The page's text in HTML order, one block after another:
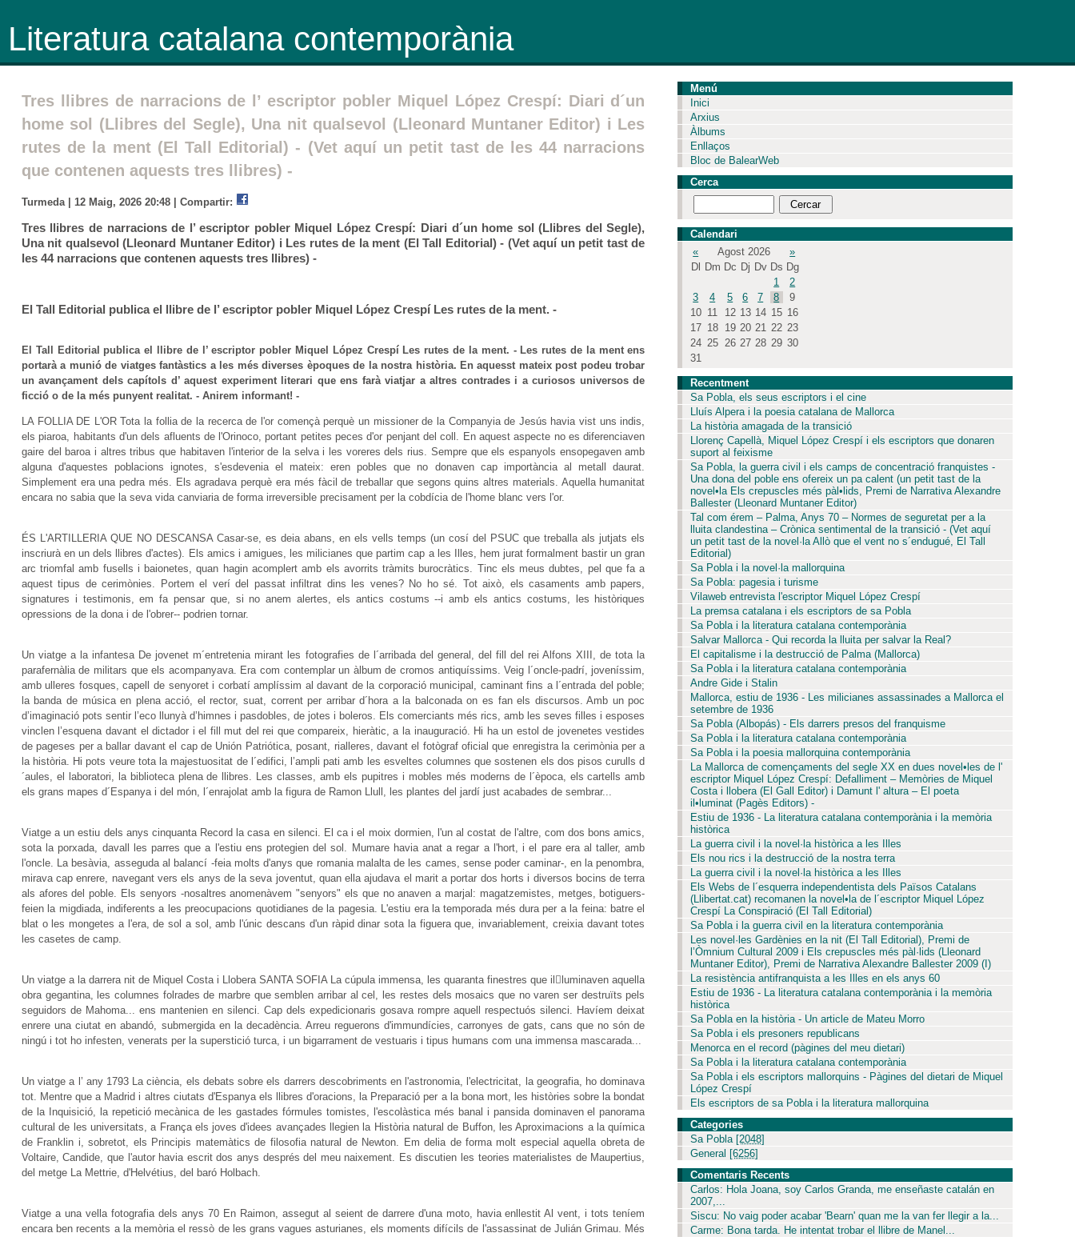
Literatura catalana contemporània
Tres llibres de narracions de l’ escriptor pobler Miquel López Crespí: Diari d´un
home sol (Llibres del Segle), Una nit qualsevol (Lleonard Muntaner Editor) i Les
rutes de la ment (El Tall Editorial) - (Vet aquí un petit tast de les 44 narracions
que contenen aquests tres llibres) -
Turmeda | 12 Maig, 2026 20:48 | Compartir:
Tres llibres de narracions de l’ escriptor pobler Miquel López Crespí: Diari d´un home sol (Llibres del Segle),
Una nit qualsevol (Lleonard Muntaner Editor) i Les rutes de la ment (El Tall Editorial) - (Vet aquí un petit tast de
les 44 narracions que contenen aquests tres llibres) -
El Tall Editorial publica el llibre de l’ escriptor pobler Miquel López Crespí Les rutes de la ment. -
El Tall Editorial publica el llibre de l’ escriptor pobler Miquel López Crespí Les rutes de la ment. - Les rutes de la ment ens
portarà a munió de viatges fantàstics a les més diverses èpoques de la nostra història. En aquesst mateix post podeu trobar
un avançament dels capítols d’ aquest experiment literari que ens farà viatjar a altres contrades i a curiosos universos de
ficció o de la més punyent realitat. - Anirem informant! -
LA FOLLIA DE L'OR Tota la follia de la recerca de l'or començà perquè un missioner de la Companyia de Jesús havia vist uns indis,
els piaroa, habitants d'un dels afluents de l'Orinoco, portant petites peces d'or penjant del coll. En aquest aspecte no es diferenciaven
gaire del baroa i altres tribus que habitaven l'interior de la selva i les voreres dels rius. Sempre que els espanyols ensopegaven amb
alguna d'aquestes poblacions ignotes, s'esdevenia el mateix: eren pobles que no donaven cap importància al metall daurat.
Simplement era una pedra més. Els agradava perquè era més fàcil de treballar que segons quins altres materials. Aquella humanitat
encara no sabia que la seva vida canviaria de forma irreversible precisament per la cobdícia de l'home blanc vers l'or.
ÉS L'ARTILLERIA QUE NO DESCANSA Casar-se, es deia abans, en els vells temps (un cosí del PSUC que treballa als jutjats els
inscriurà en un dels llibres d'actes). Els amics i amigues, les milicianes que partim cap a les Illes, hem jurat formalment bastir un gran
arc triomfal amb fusells i baionetes, quan hagin acomplert amb els avorrits tràmits burocràtics. Tinc els meus dubtes, pel que fa a
aquest tipus de cerimònies. Portem el verí del passat infiltrat dins les venes? No ho sé. Tot això, els casaments amb papers,
signatures i testimonis, em fa pensar que, si no anem alertes, els antics costums --i amb els antics costums, les històriques
opressions de la dona i de l'obrer-- podrien tornar.
Un viatge a la infantesa De jovenet m´entretenia mirant les fotografies de l´arribada del general, del fill del rei Alfons XIII, de tota la
parafernàlia de militars que els acompanyava. Era com contemplar un àlbum de cromos antiquíssims. Veig l´oncle-padrí, joveníssim,
amb ulleres fosques, capell de senyoret i corbatí amplíssim al davant de la corporació municipal, caminant fins a l´entrada del poble;
la banda de música en plena acció, el rector, suat, corrent per arribar d´hora a la balconada on es fan els discursos. Amb un poc
d’imaginació pots sentir l’eco llunyà d’himnes i pasdobles, de jotes i boleros. Els comerciants més rics, amb les seves filles i esposes
vinclen l’esquena davant el dictador i el fill mut del rei que compareix, hieràtic, a la inauguració. Hi ha un estol de jovenetes vestides
de pageses per a ballar davant el cap de Unión Patriótica, posant, rialleres, davant el fotògraf oficial que enregistra la cerimònia per a
la història. Hi pots veure tota la majestuositat de l´edifici, l’ampli pati amb les esveltes columnes que sostenen els dos pisos curulls d
´aules, el laboratori, la biblioteca plena de llibres. Les classes, amb els pupitres i mobles més moderns de l´època, els cartells amb
els grans mapes d´Espanya i del món, l´enrajolat amb la figura de Ramon Llull, les plantes del jardí just acabades de sembrar...
Viatge a un estiu dels anys cinquanta Record la casa en silenci. El ca i el moix dormien, l'un al costat de l'altre, com dos bons amics,
sota la porxada, davall les parres que a l'estiu ens protegien del sol. Mumare havia anat a regar a l'hort, i el pare era al taller, amb
l'oncle. La besàvia, asseguda al balancí -feia molts d'anys que romania malalta de les cames, sense poder caminar-, en la penombra,
mirava cap enrere, navegant vers els anys de la seva joventut, quan ella ajudava el marit a portar dos horts i diversos bocins de terra
als afores del poble. Els senyors -nosaltres anomenàvem "senyors" els que no anaven a marjal: magatzemistes, metges, botiguers-
feien la migdiada, indiferents a les preocupacions quotidianes de la pagesia. L'estiu era la temporada més dura per a la feina: batre el
blat o les mongetes a l'era, de sol a sol, amb l'únic descans d'un ràpid dinar sota la figuera que, invariablement, creixia davant totes
les casetes de camp.
Un viatge a la darrera nit de Miquel Costa i Llobera SANTA SOFIA La cúpula immensa, les quaranta finestres que illuminaven aquella
obra gegantina, les columnes folrades de marbre que semblen arribar al cel, les restes dels mosaics que no varen ser destruïts pels
seguidors de Mahoma... ens mantenien en silenci. Cap dels expedicionaris gosava rompre aquell respectuós silenci. Havíem deixat
enrere una ciutat en abandó, submergida en la decadència. Arreu reguerons d'immundícies, carronyes de gats, cans que no són de
ningú i tot ho infesten, venerats per la superstició turca, i un bigarrament de vestuaris i tipus humans com una immensa mascarada...
Un viatge a l’ any 1793 La ciència, els debats sobre els darrers descobriments en l'astronomia, l'electricitat, la geografia, ho dominava
tot. Mentre que a Madrid i altres ciutats d'Espanya els llibres d'oracions, la Preparació per a la bona mort, les històries sobre la bondat
de la Inquisició, la repetició mecànica de les gastades fórmules tomistes, l'escolàstica més banal i pansida dominaven el panorama
cultural de les universitats, a França els joves d'idees avançades llegien la Història natural de Buffon, les Aproximacions a la química
de Franklin i, sobretot, els Principis matemàtics de filosofia natural de Newton. Em delia de forma molt especial aquella obreta de
Voltaire, Candide, que l'autor havia escrit dos anys després del meu naixement. Es discutien les teories materialistes de Maupertius,
del metge La Mettrie, d'Helvétius, del baró Holbach.
Viatge a una vella fotografia dels anys 70 En Raimon, assegut al seient de darrere d'una moto, havia enllestit Al vent, i tots teníem
encara ben recents a la memòria el ressò de les grans vagues asturianes, els moments difícils de l'assassinat de Julián Grimau. Més
Menú
Inici
Arxius
Àlbums
Enllaços
Bloc de BalearWeb
Cerca
Calendari
«
Agost 2026
»
Dl
Dm Dc Dj Dv Ds Dg
1
2
3
4 5 6 7 8
9
10 11 12 13 14 15 16
17 18 19 20 21 22 23
24 25 26 27 28 29 30
31
Recentment
Sa Pobla, els seus escriptors i el cine
Lluís Alpera i la poesia catalana de Mallorca
La història amagada de la transició
Llorenç Capellà, Miquel López Crespí i els escriptors que donaren
suport al feixisme
Sa Pobla, la guerra civil i els camps de concentració franquistes -
Una dona del poble ens ofereix un pa calent (un petit tast de la
novel•la Els crepuscles més pàl•lids, Premi de Narrativa Alexandre
Ballester (Lleonard Muntaner Editor)
Tal com érem – Palma, Anys 70 – Normes de seguretat per a la
lluita clandestina – Crònica sentimental de la transició - (Vet aquí
un petit tast de la novel·la Allò que el vent no s´endugué, El Tall
Editorial)
Sa Pobla i la novel·la mallorquina
Sa Pobla: pagesia i turisme
Vilaweb entrevista l'escriptor Miquel López Crespí
La premsa catalana i els escriptors de sa Pobla
Sa Pobla i la literatura catalana contemporània
Salvar Mallorca - Qui recorda la lluita per salvar la Real?
El capitalisme i la destrucció de Palma (Mallorca)
Sa Pobla i la literatura catalana contemporània
Andre Gide i Stalin
Mallorca, estiu de 1936 - Les milicianes assassinades a Mallorca el
setembre de 1936
Sa Pobla (Albopás) - Els darrers presos del franquisme
Sa Pobla i la literatura catalana contemporània
Sa Pobla i la poesia mallorquina contemporània
La Mallorca de començaments del segle XX en dues novel•les de l'
escriptor Miquel López Crespí: Defalliment – Memòries de Miquel
Costa i llobera (El Gall Editor) i Damunt l' altura – El poeta
il•luminat (Pagès Editors) -
Estiu de 1936 - La literatura catalana contemporània i la memòria
històrica
La guerra civil i la novel·la històrica a les Illes
Els nou rics i la destrucció de la nostra terra
La guerra civil i la novel·la històrica a les Illes
Els Webs de l´esquerra independentista dels Països Catalans
(Llibertat.cat) recomanen la novel•la de l´escriptor Miquel López
Crespí La Conspiració (El Tall Editorial)
Sa Pobla i la guerra civil en la literatura contemporània
Les novel·les Gardènies en la nit (El Tall Editorial), Premi de
l’Òmnium Cultural 2009 i Els crepuscles més pàl·lids (Lleonard
Muntaner Editor), Premi de Narrativa Alexandre Ballester 2009 (I)
La resistència antifranquista a les Illes en els anys 60
Estiu de 1936 - La literatura catalana contemporània i la memòria
històrica
Sa Pobla en la història - Un article de Mateu Morro
Sa Pobla i els presoners republicans
Menorca en el record (pàgines del meu dietari)
Sa Pobla i la literatura catalana contemporània
Sa Pobla i els escriptors mallorquins - Pàgines del dietari de Miquel
López Crespí
Els escriptors de sa Pobla i la literatura mallorquina
Categories
Sa Pobla [2048]
General [6256]
Comentaris Recents
Carlos: Hola Joana, soy Carlos Granda, me enseñaste catalán en
2007,...
Siscu: No vaig poder acabar 'Bearn' quan me la van fer llegir a la...
Carme: Bona tarda. He intentat trobar el llibre de Manel...